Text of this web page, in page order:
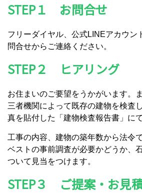
STEP１ お問合せ
フリーダイヤル、公式LINEアカウン
問合せからご連絡ください。
STEP２ ヒアリング
お住まいのご要望をうかがいます。
三者機関によって既存の建物を検査
真を貼付した「建物検査報告書」に
工事の内容、建物の築年数から法令
ベストの事前調査が必要かどうか、
ついて見当をつけます。
STEP３ ご提案・お見